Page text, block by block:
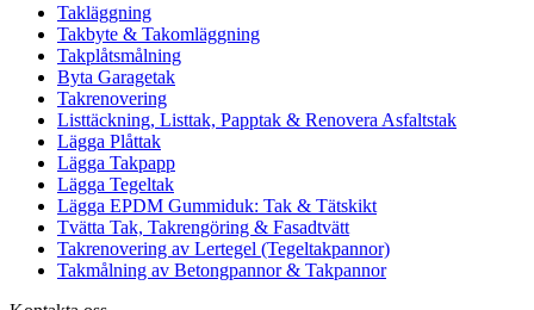
Takläggning
Takbyte & Takomläggning
Takplåtsmålning
Byta Garagetak
Takrenovering
Listtäckning, Listtak, Papptak & Renovera Asfaltstak
Lägga Plåttak
Lägga Takpapp
Lägga Tegeltak
Lägga EPDM Gummiduk: Tak & Tätskikt
Tvätta Tak, Takrengöring & Fasadtvätt
Takrenovering av Lertegel (Tegeltakpannor)
Takmålning av Betongpannor & Takpannor